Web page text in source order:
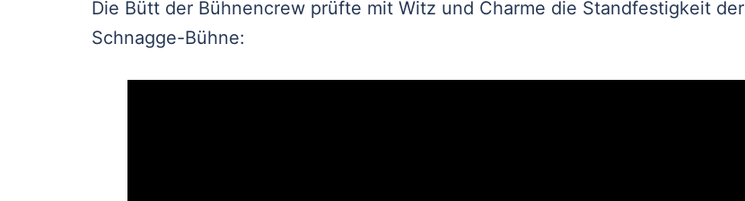
Die Bütt der Bühnencrew prüfte mit Witz und Charme die Standfestigkeit der
Schnagge-Bühne: